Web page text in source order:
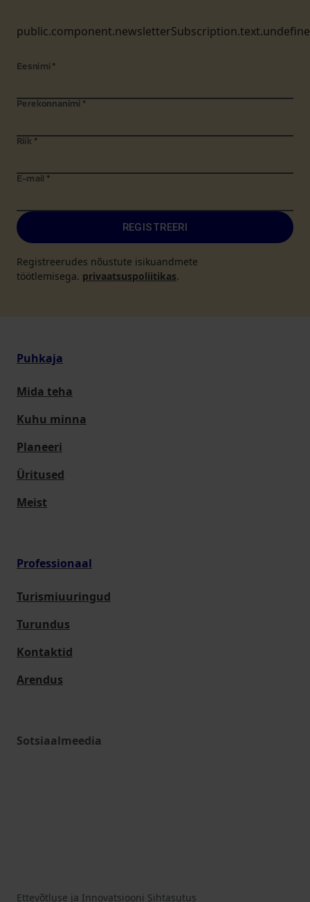
Eesnimi *
Perekonnanimi *
Riik *
E-mail *
REGISTREERI
Registreerudes nõustute isikuandmete
töötlemisega. privaatsuspoliitikas.
Puhkaja
Mida teha
Kuhu minna
Planeeri
Üritused
Meist
Professionaal
Turismiuuringud
Turundus
Kontaktid
Arendus
Sotsiaalmeedia
Ettevõtluse ja Innovatsiooni Sihtasutus